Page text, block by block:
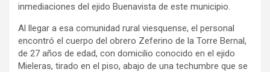
inmediaciones del ejido Buenavista de este municipio.
Al llegar a esa comunidad rural viesquense, el personal
encontró el cuerpo del obrero Zeferino de la Torre Bernal,
de 27 años de edad, con domicilio conocido en el ejido
Mieleras, tirado en el piso, abajo de una techumbre que se